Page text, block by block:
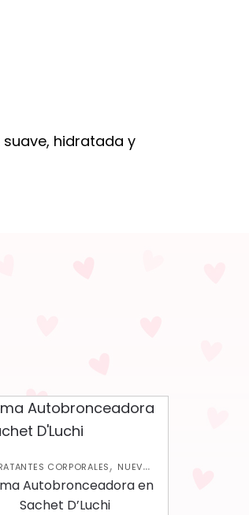
hidratada y
CORPORALES, NUEVA
,SKIN CARE CORPORAL
Autobronceadora en
Sachet D’Luchi